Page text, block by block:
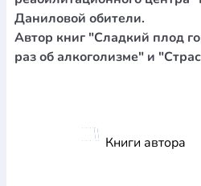
Книга в комплекті
За додатковою інформацією
Даниловой обители.
Автор книг "Сладкий плод
раз об алкоголизме" и
Книги автора